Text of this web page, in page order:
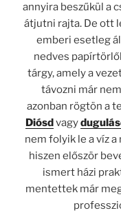
annyira beszűkül a
átjutni rajta. De ott
emberi esetleg
nedves
tárgy, amely a
távozni már
azonban rögtön a
Diósdvagy
nem folyik le a víz
hiszen először
ismert házi
mentettek már